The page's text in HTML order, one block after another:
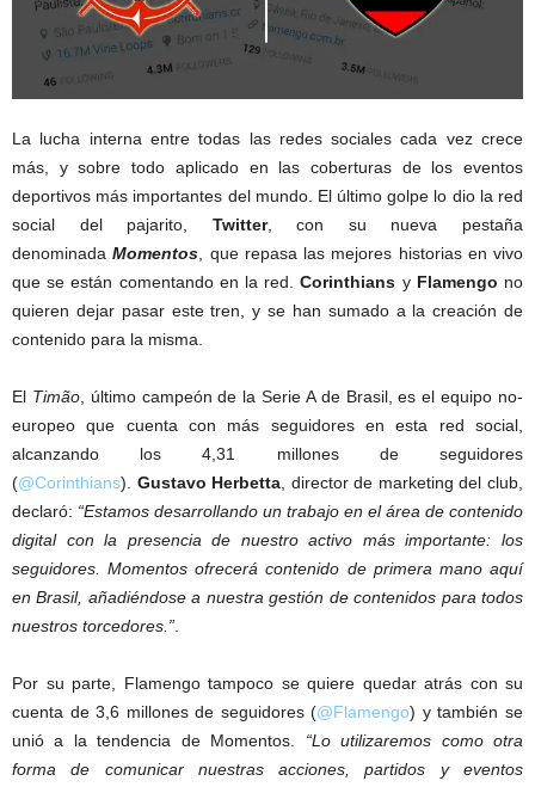
La lucha interna entre todas las redes sociales cada vez crece
más, y sobre todo aplicado en las coberturas de los eventos
deportivos más importantes del mundo. El último golpe lo dio la red
social del pajarito, Twitter, con su nueva pestaña
denominadaMomentos , que repasa las mejores historias en vivo
que se están comentando en la red.Corinthians y Flamengo no
quieren dejar pasar este tren, y se han sumado a la creación de
contenido para la misma.
El Timão, último campeón de la Serie A de Brasil, es el equipo no-
europeo que cuenta con más seguidores en esta red social,
alcanzando los 4,31 millones de seguidores
(@Corinthians). Gustavo Herbetta , director de marketing del club,
declaró: “Estamos desarrollando un trabajo en el área de contenido
digital con la presencia de nuestro activo más importante: los
seguidores. Momentos ofrecerá contenido de primera mano aquí
en Brasil, añadiéndose a nuestra gestión de contenidos para todos
nuestros torcedores.”
Por su parte, Flamengo tampoco se quiere quedar atrás con su
cuenta de 3,6 millones de seguidores (@Flamengo) y también se
unió a la tendencia de Momentos. “Lo utilizaremos como otra
forma de comunicar nuestras acciones, partidos y eventos